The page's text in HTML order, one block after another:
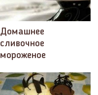
Домашнее
сливочное
мороженое